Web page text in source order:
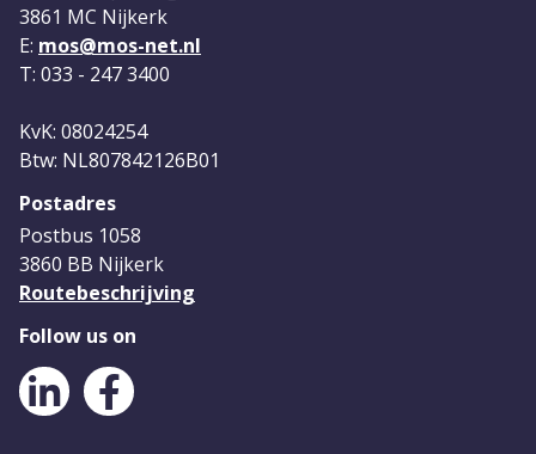
3861 MC Nijkerk
E: mos@mos-net.nl
T: 033 - 247 3400
KvK: 08024254
Btw: NL807842126B01
Postadres
Postbus 1058
3860 BB Nijkerk
Routebeschrijving
Follow us on
LinkedIn